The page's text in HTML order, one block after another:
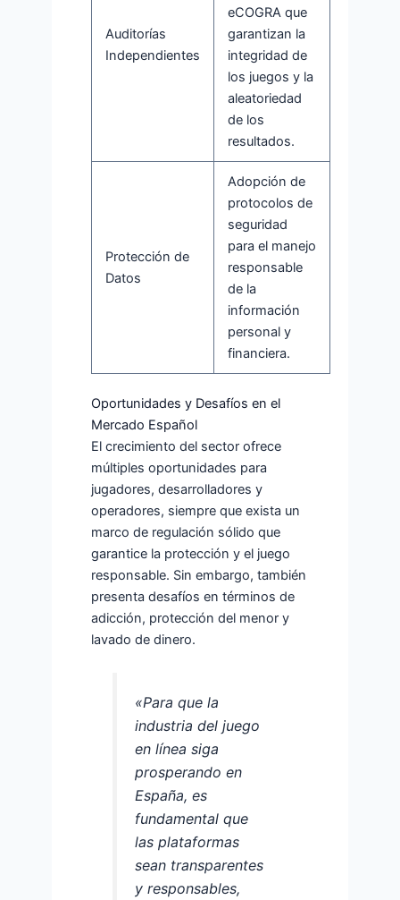
Auditorías
Independientes
eCOGRA que
garantizan la
integridad de
los juegos y la
aleatoriedad
de los
resultados.
Protección de
Datos
Adopción de
protocolos de
seguridad
para el manejo
responsable
de la
información
personal y
financiera.
Oportunidades y Desafíos en el
Mercado Español
El crecimiento del sector ofrece
múltiples oportunidades para
jugadores, desarrolladores y
operadores, siempre que exista un
marco de regulación sólido que
garantice la protección y el juego
responsable. Sin embargo, también
presenta desafíos en términos de
adicción, protección del menor y
lavado de dinero.
«Para que la
industria del juego
en línea siga
prosperando en
España, es
fundamental que
las plataformas
sean transparentes
y responsables,